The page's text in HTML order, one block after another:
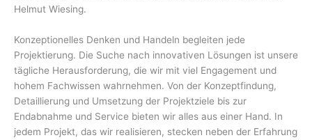
Helmut Wiesing.
Konzeptionelles Denken und Handeln begleiten jede
Projektierung. Die Suche nach innovativen Lösungen ist unsere
tägliche Herausforderung, die wir mit viel Engagement und
hohem Fachwissen wahrnehmen. Von der Konzeptfindung,
Detaillierung und Umsetzung der Projektziele bis zur
Endabnahme und Service bieten wir alles aus einer Hand. In
jedem Projekt, das wir realisieren, stecken neben der Erfahrung